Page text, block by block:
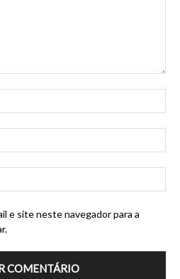
e site neste navegador para a